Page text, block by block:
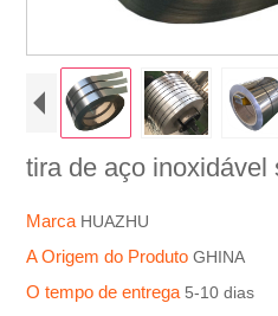
tira de aço inoxidável
Marca HUAZHU
A Origem do ProdutoGHINA
O tempo de entrega 5-10 dias